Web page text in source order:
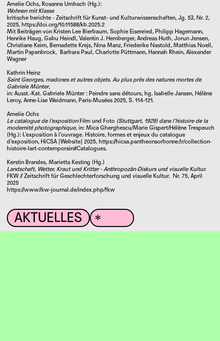
← →
AKTUELLES
Amelie Ochs, Rosanna Umbach (Hg.):
Wohnen mit Klasse
kritische berichte - Zeitschrift für Kunst- und Kulturwissenschaften, Jg. 53, Nr. 2,
2025, https://doi.org/10.11588/kb.2025.2
Mit Beiträgen von Kristen Lee Bierbaum, Sophie Eisenried, Philipp Hagemann,
Henrike Haug, Gabu Heindl, Valentin J. Hemberger, Andreas Huth, Jorun Jensen,
Christiane Keim, Bernadette Krejs, Nina Manz, Friederike Nastold, Matthias Noell,
Martin Papenbrock, Barbara Paul, Charlotte Püttmann, Hannah Rhein, Alexander
Wagner
Kathrin Heinz
Saint Georges, madones et autres objets. Au plus près des natures mortes de
Gabriele Münter,
in: Ausst.-Kat. Gabriele Münter : Peindre sans détours, hg. Isabelle Jansen, Hélène
Leroy, Anne-Lise Weidmann, Paris-Musées 2025, S. 114-121.
Amelie Ochs
Le catalogue de l’expositionFilm und Foto(Stuttgart, 1929) dans l’histoire de la
modernité photographique, in: Mica Gherghescu/Marie Gispert/Hélène Trespeuch
(Hg.): L’exposition à l’ouvrage. Histoire, formes et enjeux du catalogue
d’exposition, HiCSA [Website] 2025, https://hicsa.pantheonsorbonne.fr/collection-
histoire-lart-contemporain#Catalogues.
Kerstin Brandes, Marietta Kesting (Hg.)
Landschaft, Wetter, Kraut und Kritter - Anthropozän-Diskurs und visuelle Kultur.
FKW // Zeitschrift für Geschlechterforschung und visuelle Kultur. Nr. 75, April
2025
https://www.fkw-journal.de/index.php/fkw